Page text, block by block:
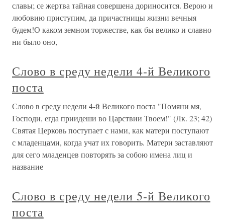
славы; се жертва тайная совершена дориносится. Верою и
любовию приступим, да причастницы жизни вечныя
будем!О каком земном торжестве, как бы велико и славно
ни было оно,
Слово в среду недели 4-й Великого
поста
Слово в среду недели 4-й Великого поста "Помяни мя,
Господи, егда приидеши во Царствии Твоем!" (Лк. 23; 42)
Святая Церковь поступает с нами, как матери поступают
с младенцами, когда учат их говорить. Матери заставляют
для сего младенцев повторять за собою имена лиц и
название
Слово в среду недели 5-й Великого
поста